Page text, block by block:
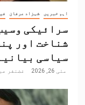
اہم خبریں شہزاد عرفان
سرائیکی
شناخت اور
سیاسی
مئی 26, 2026 غضنفر